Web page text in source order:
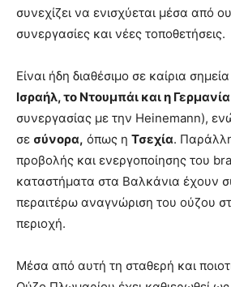
συνεχίζει να ενισχύεται μέσα από
συνεργασίες και νέες τοποθετήσεις.
Είναι ήδη διαθέσιμο σε καίρια
Ισραήλ, το Ντουμπάι και η Γερμανία
συνεργασίας με την Heinemann),
σε σύνορα, όπως η Τσεχία.
προβολής και ενεργοποίησης του
καταστήματα στα Βαλκάνια έχουν
περαιτέρω αναγνώριση του ούζου
περιοχή.
Μέσα από αυτή τη σταθερή και